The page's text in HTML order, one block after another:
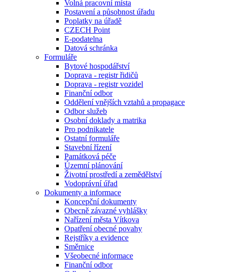
Volná pracovní místa
Postavení a působnost úřadu
Poplatky na úřadě
CZECH Point
E-podatelna
Datová schránka
Formuláře
Bytové hospodářství
Doprava - registr řidičů
Doprava - registr vozidel
Finanční odbor
Oddělení vnějších vztahů a propagace
Odbor služeb
Osobní doklady a matrika
Pro podnikatele
Ostatní formuláře
Stavební řízení
Památková péče
Územní plánování
Životní prostředí a zemědělství
Vodoprávní úřad
Dokumenty a informace
Koncepční dokumenty
Obecně závazné vyhlášky
Nařízení města Vítkova
Opatření obecné povahy
Rejstříky a evidence
Směrnice
Všeobecné informace
Finanční odbor